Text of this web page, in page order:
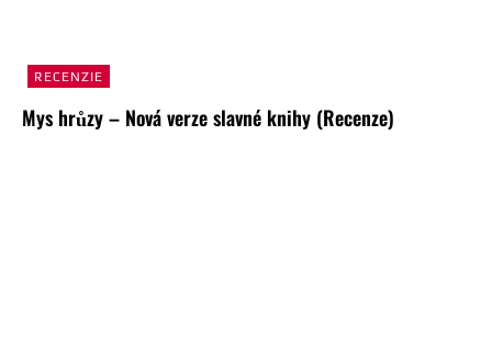
RECENZIE
Mys hrůzy – Nová verze slavné knihy (Recenze)